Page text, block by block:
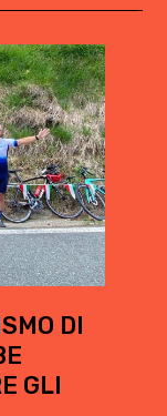
DI
GLI